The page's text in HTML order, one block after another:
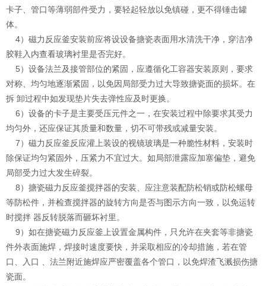
卡子、管口等薄弱部件受力，要轻起轻放以免镇碰，更不得锤击罐
体。
4）磁力反应釜安装前应将设设备搪瓷表面用水清洗干净，穿洁净
胶鞋入内查看玻璃衬里是否完好。
5）设备法兰及接管部位的紧固，应遵循化工容器安装原则，要求
对称、均匀地逐渐紧固，以免因局部受力过大导致搪瓷面的损坏。在
拆 卸过程中如发现垫片失去弹性应及时更换。
6）设备的卡子是主要受压元件之一，在安装过程中除要求其受力
均匀外，还应保证其质量和数量，切不可带残或减量安装。
7）磁力反应釜反应灌上装设的视镜玻璃是一种脆性材料，安装时
除保证均匀紧固外，压紧力不宜过大。如局部泄露应加塞偏垫，避免
局部受力过大发生碎裂。
8）搪瓷磁力反应釜搅拌器的安装、应注意装配防松销或防松螺母
等防松件，并检查搅拌器的旋转方向是否与图示方向一致，以免运转
时搅拌 器反转脱落而砸坏衬里。
9）如在搪瓷磁力反应釜上设置金属构件，只允许在夹套等非搪瓷
件外表面施焊，焊接时速度要快，并采取相应的冷却措施，若在管
口、入口 、法兰附近施焊应严密覆盖各个管口，以免焊渣飞溅损伤搪
瓷面。